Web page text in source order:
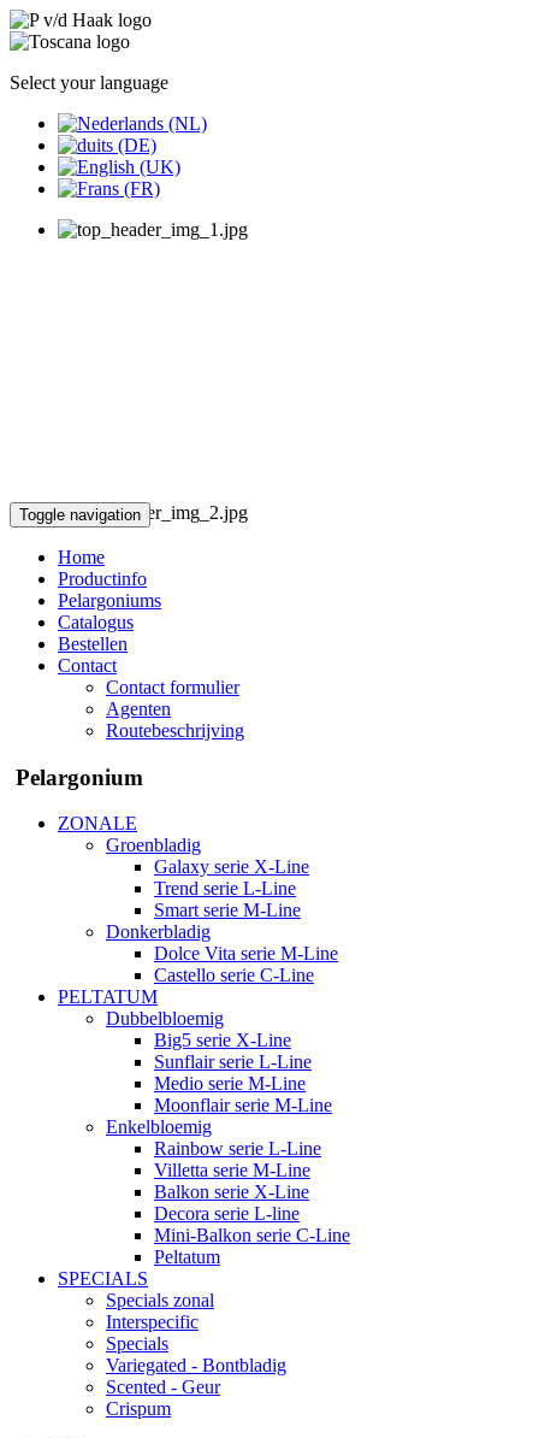
Select your language
Toggle navigation
Home
Productinfo
Pelargoniums
Catalogus
Bestellen
Contact
Contact formulier
Agenten
Routebeschrijving
Pelargonium
ZONALE
Groenbladig
Galaxy serie X-Line
Trend serie L-Line
Smart serie M-Line
Donkerbladig
Dolce Vita serie M-Line
Castello serie C-Line
PELTATUM
Dubbelbloemig
Big5 serie X-Line
Sunflair serie L-Line
Medio serie M-Line
Moonflair serie M-Line
Enkelbloemig
Rainbow serie L-Line
Villetta serie M-Line
Balkon serie X-Line
Decora serie L-line
Mini-Balkon serie C-Line
Peltatum
SPECIALS
Specials zonal
Interspecific
Specials
Variegated - Bontbladig
Scented - Geur
Crispum